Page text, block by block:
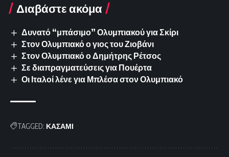
Διαβάστε ακόμα
Δυνατό “μπάσιμο” Ολυμπιακού για Σκίρι
Στον Ολυμπιακό ο γιος του Ζιοβάνι
Στον Ολυμπιακό ο Δημήτρης Ρέτσος
Σε διαπραγματεύσεις για Πουέρτα
Οι Ιταλοί λένε για Μπλέσα στον Ολυμπιακό
TAGGED: ΚΑΣΑΜΙ